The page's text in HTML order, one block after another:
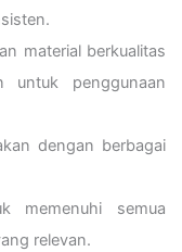
material berkualitas
penggunaan
dengan berbagai
memenuhi semua
relevan.